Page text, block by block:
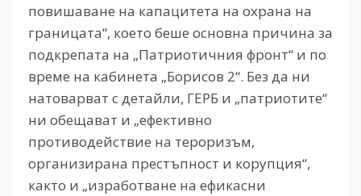
повишаване на капацитета на охрана на
границата“, което беше основна причина за
подкрепата на „Патриотичния фронт“ и по
време на кабинета „Борисов 2“. Без да ни
натоварват с детайли, ГЕРБ и „патриотите“
ни обещават и „ефективно
противодействие на тероризъм,
организирана престъпност и корупция“,
както и „изработване на ефикасни